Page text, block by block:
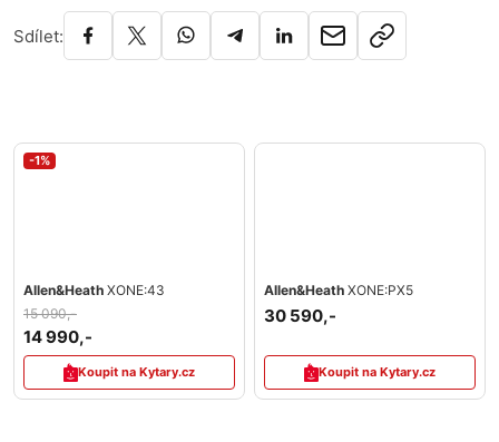
Sdílet:
-1%
Allen&Heath XONE:43
15 090,-
14 990,-
Koupit na Kytary.cz
Allen&Heath XONE:PX5
30 590,-
Koupit na Kytary.cz